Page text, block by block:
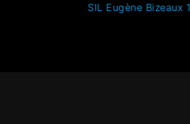
SIL Eugène Bizeaux 1